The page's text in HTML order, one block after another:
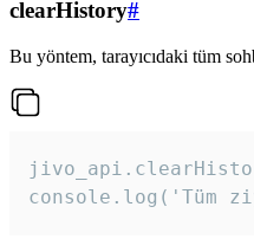
clearHistory#
Bu yöntem, tarayıcıdaki tüm
console.log('Tüm